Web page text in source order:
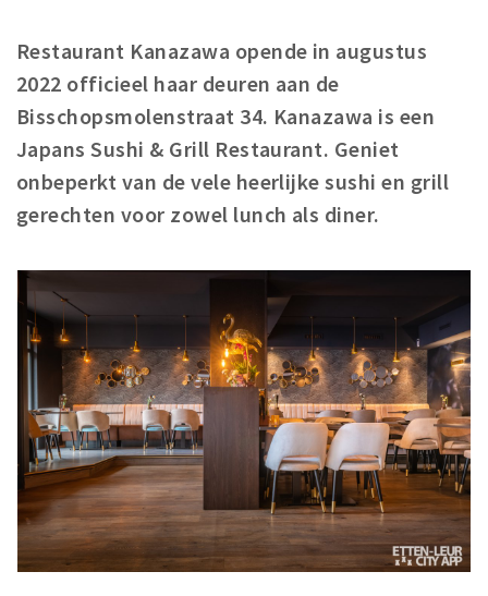
Winkels
Winkelgebieden
Parkeren
Bezienswaardigheden
Uitjes & activiteiten
Toeristische routes
Natuurgebieden
Baroniepoorten
Sport
Andere City Apps
Inloggen
Restaurant Kanazawa opende in augustus
2022 officieel haar deuren aan de
Bisschopsmolenstraat 34. Kanazawa is een
Japans Sushi & Grill Restaurant. Geniet
onbeperkt van de vele heerlijke sushi en grill
gerechten voor zowel lunch als diner.